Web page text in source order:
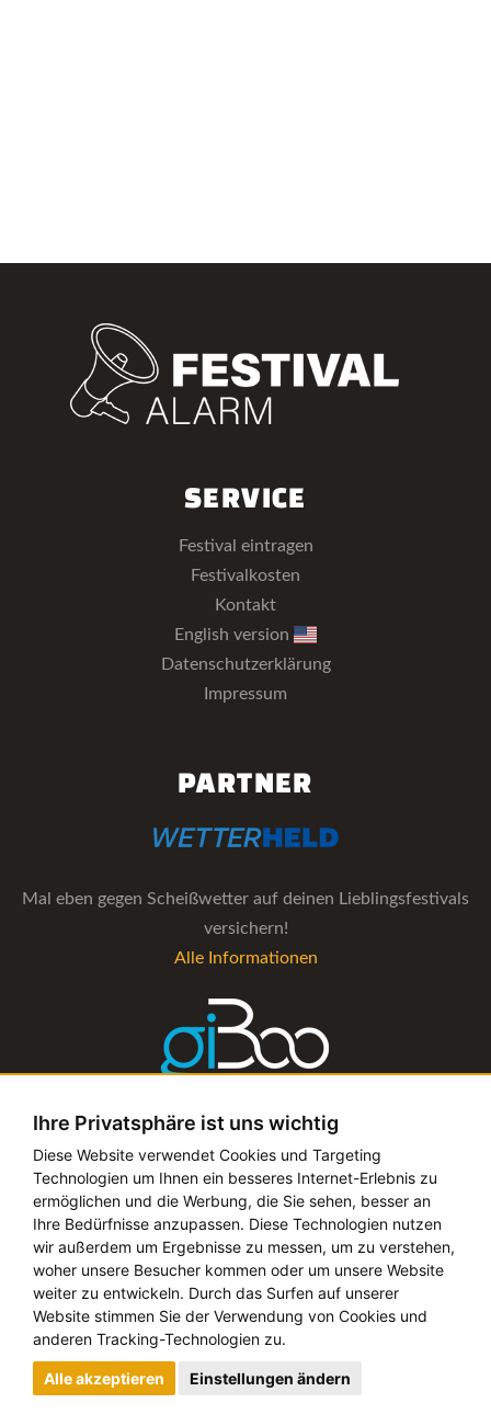
Ihre Privatsphäre ist uns wichtig
Diese Website verwendet Cookies und Targeting
Technologien um Ihnen ein besseres Internet-Erlebnis zu
ermöglichen und die Werbung, die Sie sehen, besser an
Ihre Bedürfnisse anzupassen. Diese Technologien nutzen
wir außerdem um Ergebnisse zu messen, um zu verstehen,
woher unsere Besucher kommen oder um unsere Website
weiter zu entwickeln. Durch das Surfen auf unserer
Website stimmen Sie der Verwendung von Cookies und
anderen Tracking-Technologien zu.
Alle akzeptieren Einstellungen ändern
SERVICE
Festival eintragen
Festivalkosten
Kontakt
English version
Datenschutzerklärung
Impressum
PARTNER
Mal eben gegen Scheißwetter auf deinen Lieblingsfestivals
versichern!
Alle Informationen
Die Verwaltungs-Software für alle Künstler- und
Bookingagenturen
Alle Informationen
Copyright © 2019 - 2026 festival-alarm.com | ein